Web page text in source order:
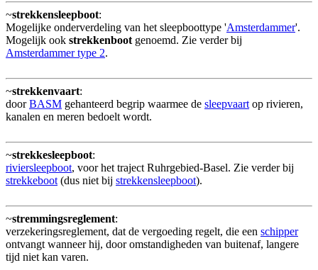
~strekkensleepboot:
Mogelijke onderverdeling van het sleepboottype 'Amsterdammer'.
Mogelijk ook strekkenboot genoemd. Zie verder bij
Amsterdammer type 2.
~strekkenvaart:
doorBASM gehanteerd begrip waarmee de sleepvaart op rivieren,
kanalen en meren bedoelt wordt.
~strekkesleepboot:
riviersleepboot, voor het traject Ruhrgebied-Basel. Zie verder bij
strekkeboot (dus niet bij strekkensleepboot).
~stremmingsreglement:
verzekeringsreglement, dat de vergoeding regelt, die een schipper
ontvangt wanneer hij, door omstandigheden van buitenaf, langere
tijd niet kan varen.